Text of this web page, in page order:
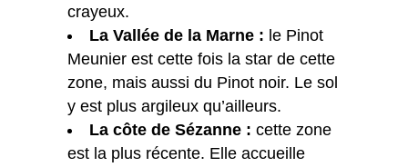
crayeux.
La Vallée de la Marne : le Pinot
Meunier est cette fois la star de cette
zone, mais aussi du Pinot noir. Le sol
y est plus argileux qu’ailleurs.
La côte de Sézanne : cette zone
est la plus récente. Elle accueille